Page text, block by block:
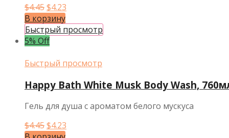
$4.45Первоначальная
цена
составляла
$4.45.
$4.23
$4.23.
В корзину
Быстрый просмотр
5% Off
Быстрый просмотр
Happy Bath White Musk Body Wash,
Гель для душа с ароматом белого мускуса
$4.45Первоначальная
$4.23